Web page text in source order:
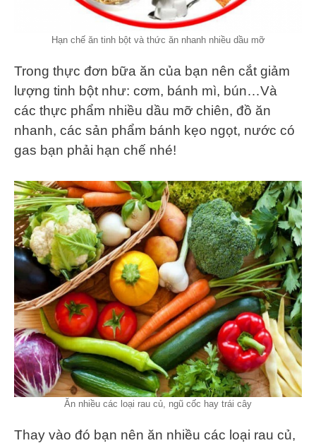
Hạn chế ăn tinh bột và thức ăn nhanh nhiều dầu mỡ
Trong thực đơn bữa ăn của bạn nên cắt giảm
lượng tinh bột như: cơm, bánh mì, bún…Và
các thực phẩm nhiều dầu mỡ chiên, đồ ăn
nhanh, các sản phẩm bánh kẹo ngọt, nước có
gas bạn phải hạn chế nhé!
Ăn nhiều các loại rau củ, ngũ cốc hay trái cây
Thay vào đó bạn nên ăn nhiều các loại rau củ,